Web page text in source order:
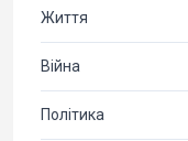
Життя
Війна
Політика